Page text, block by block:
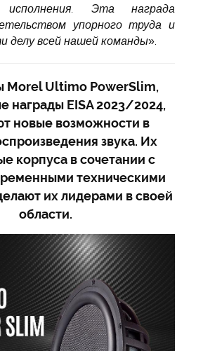
исполнения. Эта награда
упорного труда и
делу всей нашей команды».
Morel Ultimo PowerSlim,
награды EISA 2023/2024,
новые возможности в
звука. Их
корпуса в сочетании с
техническими
их лидерами в своей
области.